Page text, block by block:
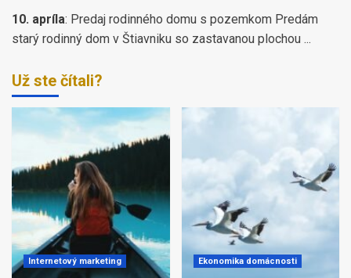
10. apríla: Predaj rodinného domu s pozemkom Predám
starý rodinný dom v Štiavniku so zastavanou plochou ...
Už ste čítali?
Internetový marketing Ekonomika domácnosti